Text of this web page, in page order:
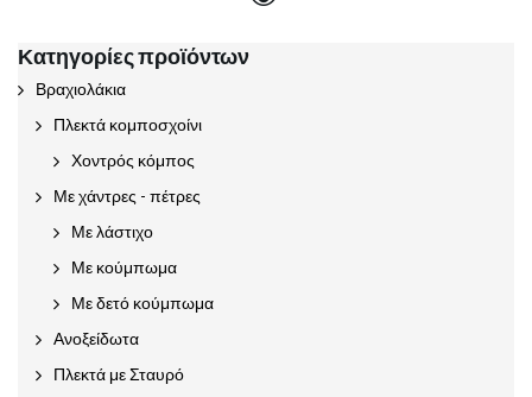
Κατηγορίες προϊόντων
Βραχιολάκια
Πλεκτά κομποσχοίνι
Χοντρός κόμπος
Με χάντρες - πέτρες
Με λάστιχο
Με κούμπωμα
Με δετό κούμπωμα
Ανοξείδωτα
Πλεκτά με Σταυρό